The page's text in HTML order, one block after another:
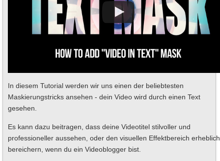
In diesem Tutorial werden wir uns einen der beliebtesten
Maskierungstricks ansehen - dein Video wird durch einen Text
gesehen.
Es kann dazu beitragen, dass deine Videotitel stilvoller und
professioneller aussehen, oder den visuellen Effektbereich erheblich
bereichern, wenn du ein Videoblogger bist.